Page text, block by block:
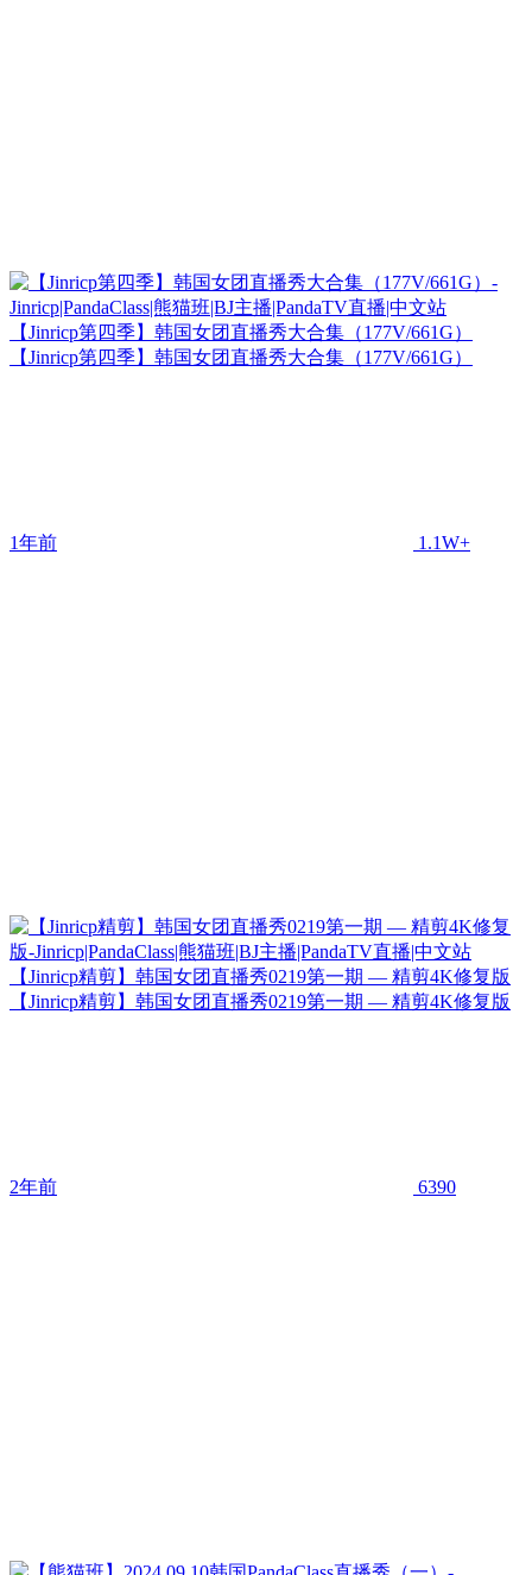
【Jinricp第四季】韩国女团直播秀大合集（177V/661G）
【Jinricp第四季】韩国女团直播秀大合集（177V/661G）
1年前 1.1W+
【Jinricp精剪】韩国女团直播秀0219第一期 — 精剪4K修复版
【Jinricp精剪】韩国女团直播秀0219第一期 — 精剪4K修复版
2年前 6390